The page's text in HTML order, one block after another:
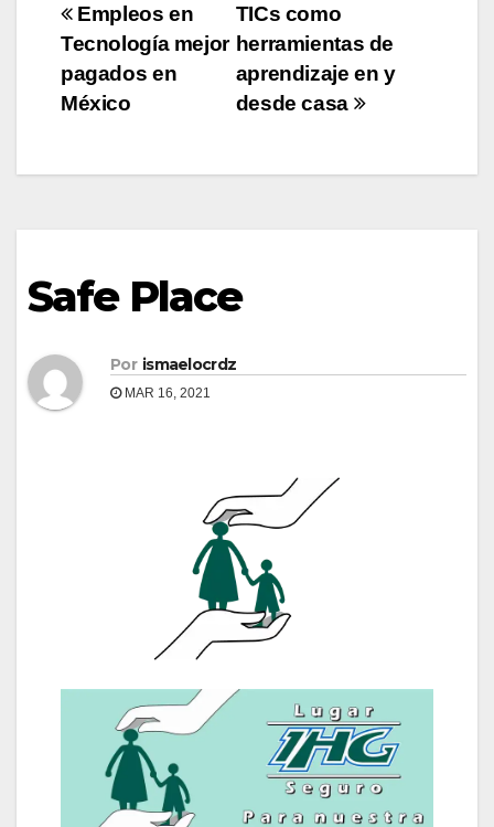
TICs como
herramientas de
aprendizaje en y
desde casa
Empleos en
Tecnología mejor
pagados en
México
Safe Place
Por ismaelocrdz
MAR 16, 2021